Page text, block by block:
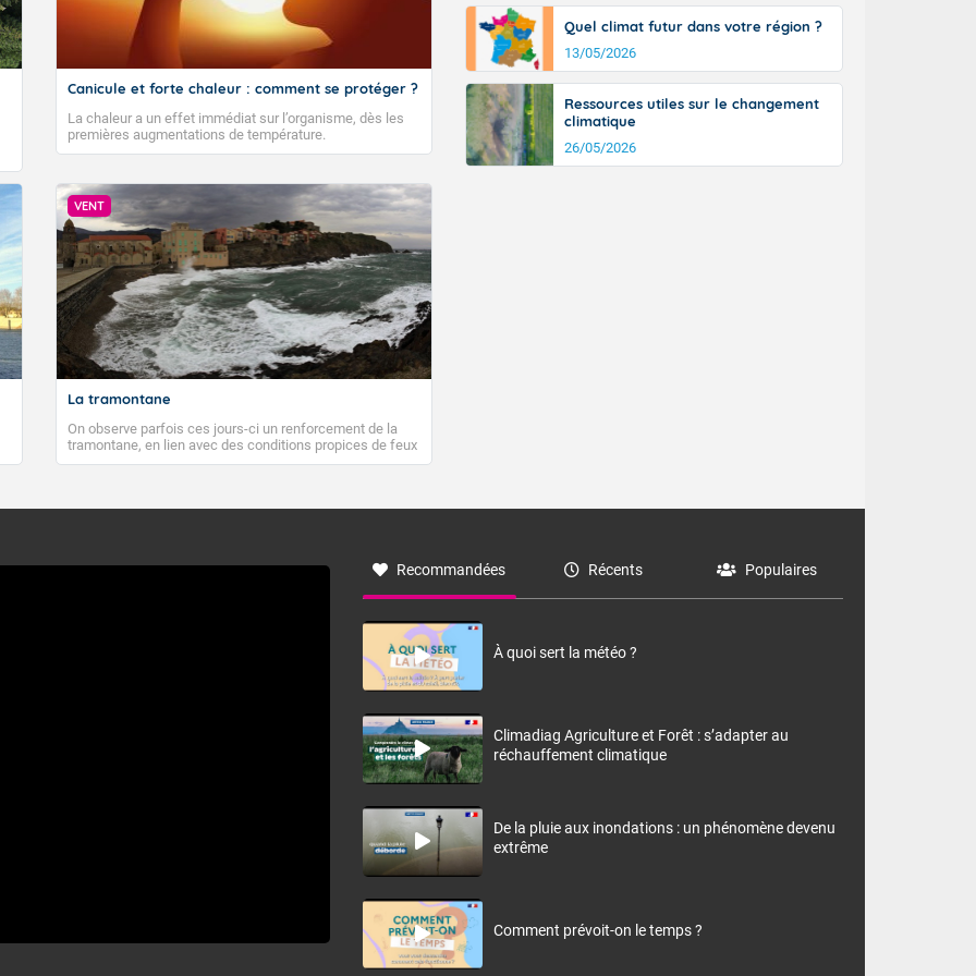
Canicule et forte chaleur : comment se protéger ?
La chaleur a un effet immédiat sur l’organisme, dès les
premières augmentations de température.
VENT
La tramontane
On observe parfois ces jours-ci un renforcement de la
tramontane, en lien avec des conditions propices de feux
de forêt. Mais qu'est-ce que la tramontane ? Quelles sont
à nord-ouest, dans un secteur qui part du Roussillon à la
monts, en allusion aux régions montagneuses d’où
Quel climat futur dans votre région ?
13/05/2026
Ressources utiles sur le changement
climatique
26/05/2026
Recommandées Récents Populaires
À quoi sert la météo ?
Climadiag Agriculture et Forêt : s’adapter au
réchauffement climatique
De la pluie aux inondations : un phénomène devenu
extrême
Comment prévoit-on le temps ?